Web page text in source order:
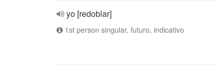
yo [redoblar]
1st person singular, futuro, indicativo